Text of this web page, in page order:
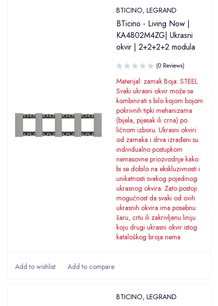
BTICINO, LEGRAND
BTicino - Living Now |
KA4802M4ZG| Ukrasni
okvir | 2+2+2+2 modula
(0 Reviews)
Materijal: zamak Boja: STEEL
Svaki ukrasni okvir može se
kombinirati s bilo kojom bojom
pokrivnih tipki mehanizama
(bijela, pijesak ili crna) po
ličnom izboru. Ukrasni okviri
od zamaka i drva izrađeni su
individualno postupkom
nemasovne priozvodnje kako
bi se dobilo na ekskluzivnosti i
unikatnosti svakog pojedinog
ukrasnog okvira. Zato postoji
mogućnost da svaki od ovih
ukrasnih okvira ima posebnu
šaru, crtu ili zakrivljenu liniju
koju drugi ukrasni okvir istog
kataloškog broja nema.
BTICINO, LEGRAND